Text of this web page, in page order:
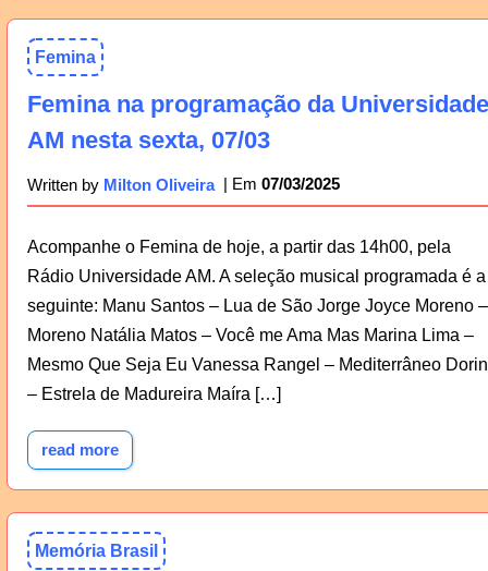
Femina
Femina na programação da Universidade
AM nesta sexta, 07/03
Written by Milton Oliveira 07/03/2025
Acompanhe o Femina de hoje, a partir das 14h00, pela
Rádio Universidade AM. A seleção musical programada é a
seguinte: Manu Santos – Lua de São Jorge Joyce Moreno –
Moreno Natália Matos – Você me Ama Mas Marina Lima –
Mesmo Que Seja Eu Vanessa Rangel – Mediterrâneo
– Estrela de Madureira Maíra […]
read more
Memória Brasil